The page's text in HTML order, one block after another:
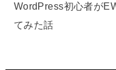
WordPress初心者が
てみた話